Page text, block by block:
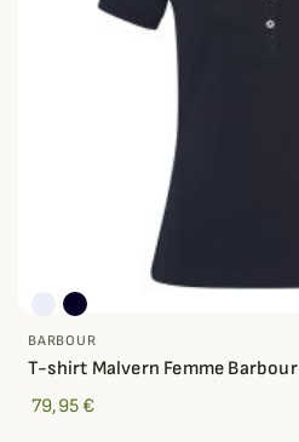
BARBOUR
T-shirt Malvern Femme Barbour
79,95 €